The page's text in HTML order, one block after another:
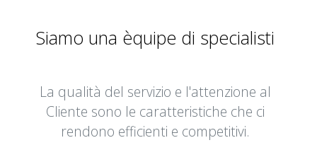
Siamo una èquipe di specialisti
La qualità del servizio e l'attenzione al
Cliente sono le caratteristiche che ci
rendono efficienti e competitivi.